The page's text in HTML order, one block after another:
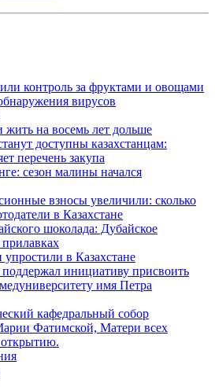
контроль за фруктами и овощами
вирусов
жить на восемь лет дольше
доступны казахстанцам:
перечень закупа
сезон малины начался
взносы увеличили: сколько
в Казахстане
шоколада: Дубайское
в Казахстане
инициативу присвоить
имя Петра
кафедральный собор
Фатимской, Матери всех
открытию.